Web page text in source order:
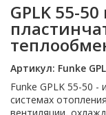
GPLK 55-
Артикул: Funke
Funke GPLK 55-50
системах